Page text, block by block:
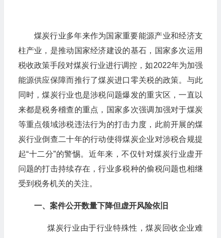
煤炭行业多年来作为国家重要能源产业和经济支
柱产业，是推动国家经济建设的基石，国家多次运用
税收政策手段对煤炭行业进行调控，如2022年为加强
能源供应保障而推行了煤炭进口零关税的政策。与此
同时，煤炭行业也是涉税问题爆发的重灾区，一直以
来都是税务稽查的重点，国家多次强调加强对于煤炭
等重点领域涉税违法行为的打击力度，此前开展的煤
炭行业倒查二十年的行动使得煤炭企业对涉税合规提
起“十二分”的警惕。近年来，不仅针对煤炭行业虚开
问题的打击持续存在，行业多税种的偷税问题也相继
受到税务机关的关注。
一、案件公开数量下降但虚开风险依旧
煤炭行业由于行业特殊性，煤炭回收企业难